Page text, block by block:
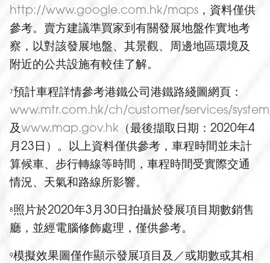
http://www.google.com.hk/maps ，資料僅供
參考。賣方建議準買家到有關發展地盤作實地考
察，以對該發展地盤、其景觀、周邊地區環境及
附近的公共設施有較佳了解。
7預計車程詳情參考港鐵公司港鐵路綫圖網頁：
www.mtr.com.hk/ch/customer/services/
及www.map.gov.hk （最後擷取日期：2020年4
月23日）。以上資料僅供參考，車程時間並未計
算候車、步行轉線等時間，車程時間受實際交通
情況、天氣和路線所影響。
8照片於2020年3月30日拍攝於發展項目期數銷售
廳，並經電腦修飾處理，僅供參考。
9模擬效果圖僅作顯示發展項目及／或期數或其相